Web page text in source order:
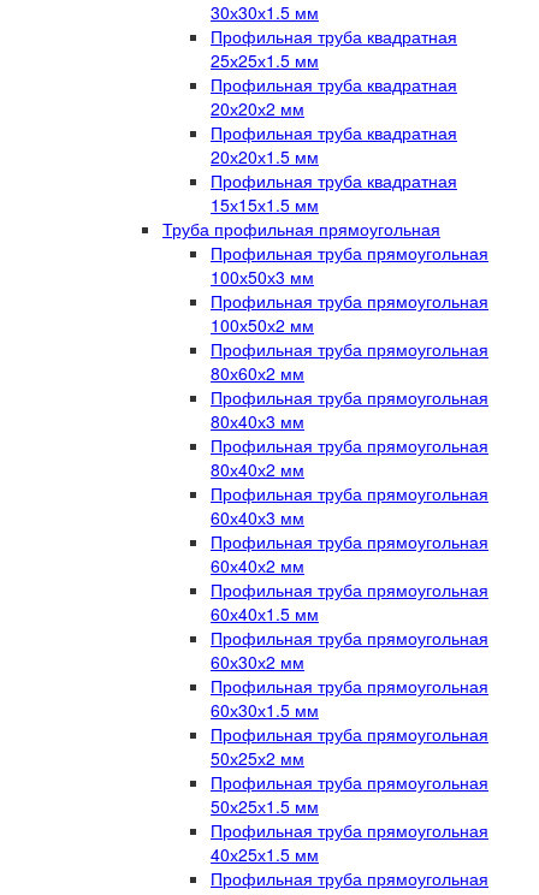
30х30х1.5 мм
Профильная труба квадратная
25х25х1.5 мм
Профильная труба квадратная
20х20х2 мм
Профильная труба квадратная
20х20х1.5 мм
Профильная труба квадратная
15х15х1.5 мм
Труба профильная прямоугольная
Профильная труба прямоугольная
100х50х3 мм
Профильная труба прямоугольная
100х50х2 мм
Профильная труба прямоугольная
80х60х2 мм
Профильная труба прямоугольная
80х40х3 мм
Профильная труба прямоугольная
80х40х2 мм
Профильная труба прямоугольная
60х40х3 мм
Профильная труба прямоугольная
60х40х2 мм
Профильная труба прямоугольная
60х40х1.5 мм
Профильная труба прямоугольная
60х30х2 мм
Профильная труба прямоугольная
60х30х1.5 мм
Профильная труба прямоугольная
50х25х2 мм
Профильная труба прямоугольная
50х25х1.5 мм
Профильная труба прямоугольная
40х25х1.5 мм
Профильная труба прямоугольная